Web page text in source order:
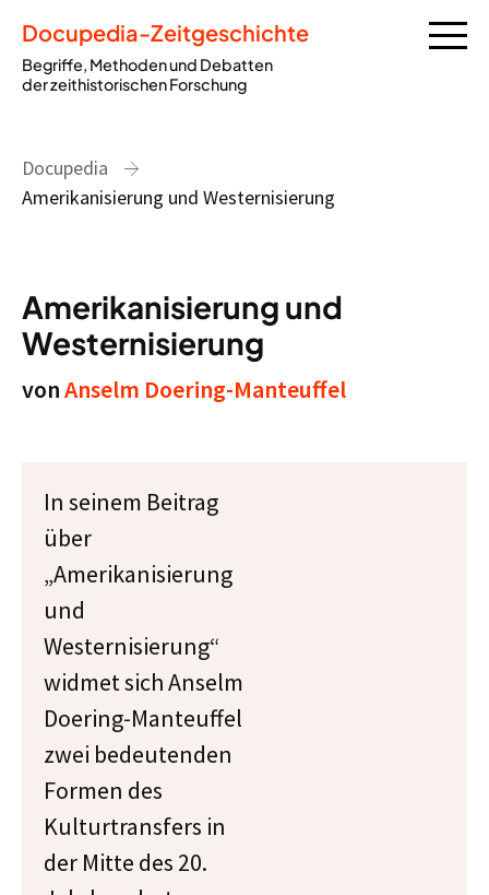
Docupedia-Zeitgeschichte
Begriffe, Methoden und Debatten
der zeithistorischen Forschung
Docupedia
Amerikanisierung und Westernisierung
Amerikanisierung und
Westernisierung
vonAnselm Doering-Manteuffel
In seinem Beitrag
über
„Amerikanisierung
und
Westernisierung“
widmet sich Anselm
Doering-Manteuffel
zwei bedeutenden
Formen des
Kulturtransfers in
der Mitte des 20.